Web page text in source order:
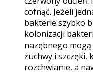
cofnąć. Jeżeli
bakterie szybko
kolonizacji
nazębnego
żuchwy i szczęki,
rozchwianie, a